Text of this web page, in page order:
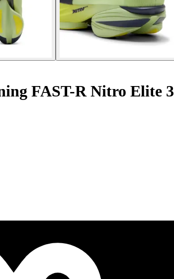
FAST-R Nitro Elite 3